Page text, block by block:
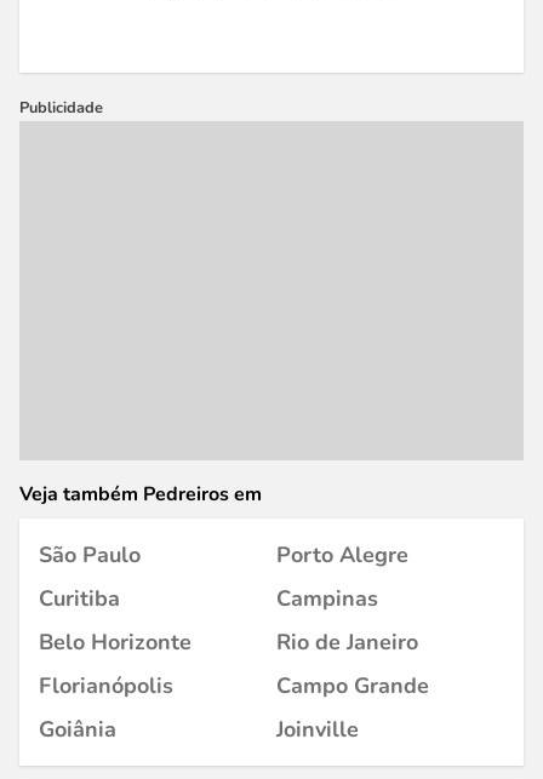
Publicidade
Veja também Pedreiros em
São Paulo
Porto Alegre
Curitiba
Campinas
Belo Horizonte
Rio de Janeiro
Florianópolis
Campo Grande
Goiânia
Joinville